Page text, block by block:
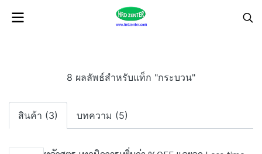
8 ผลลัพธ์สำหรับแท็ก "กระบวน"
สินค้า (3) บทความ (5)